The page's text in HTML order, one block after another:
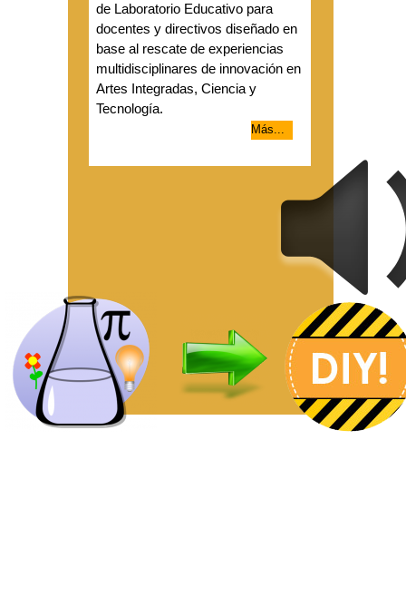
de Laboratorio Educativo para
docentes y directivos diseñado en
base al rescate de experiencias
multidisciplinares de innovación en
Artes Integradas, Ciencia y
Tecnología.
Más...